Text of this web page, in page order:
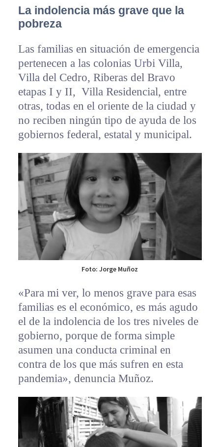
La indolencia más grave que la
pobreza
Las familias en situación de emergencia
pertenecen a las colonias Urbi Villa,
Villa del Cedro, Riberas del Bravo
etapas I y II, Villa Residencial, entre
otras, todas en el oriente de la ciudad y
no reciben ningún tipo de ayuda de los
gobiernos federal, estatal y municipal.
Foto: Jorge Muñoz
«Para mi ver, lo menos grave para esas
familias es el económico, es más agudo
el de la indolencia de los tres niveles de
gobierno, porque de forma simple
asumen una conducta criminal en
contra de los que más sufren en esta
pandemia», denuncia Muñoz.